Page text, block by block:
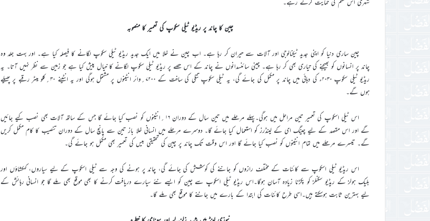
چین کا چاند پر ریڈیو ٹیلی سکوپ کی تعمیر کا منصوبہ
چین ساری دنیا کو اپنی جدید ٹیکنالوجی اور آلات سے حیران کر رہا ہے۔ اب چین نے خلا میں ایک جدید ریڈیو ٹیلی سکوپ لگانے کا فیصلہ کیا ہے۔ اور بہت جلد وہ
چاند پر انسانوں کو بھیجنے کی تیاری بھی کر رہا ہے۔ چینی سائنسدانوں نے چاند کے اس حصے پر ریڈیو ٹیلی سکوپ لگانے کا خیال پیش کیا ہے جو زمین سے نظر نہیں آتا۔ یہ
ریڈیو ٹیلی سکوپ ۲۰۳۰ء کی دہائی میں چاند پر مکمل کی جائے گی، یہ ٹیلی سکوپ تتلی کی ساخت کے ۷۲۰۰؍وائر انٹینوں پر مشتمل ہوگی اور یہ انٹینے ۳۰؍کلو میٹر رقبے پر پھیلے
ہوں گے۔
اس ٹیلی اسکوپ کی تعمیر تین مراحل میں ہوگی۔پہلے مرحلے میں تین سال کے دوران ۱۶؍انٹینوں کو نصب کیا جائے گا جس کے ساتھ آلات بھی نصب کیے جائیں
گے اور اس مقصد کے لیے چینگ ای کے لینڈرز کو استعمال کیا جائے گا۔ دوسرے مرحلے میں انسانی خلا باز تین سے پانچ سال کے دوران تنصیب کا کام مکمل کریں
گے۔ تیسرے مرحلے میں تمام انٹینوں کو نصب کیا جائے گا اور اس وقت تک چاند پر چین کی تحقیقی بیس کی تعمیر بھی مکمل ہو جائے گی۔
اس ریڈیو ٹیلی اسکوپ سے کائنات کے مختلف رازوں کو جاننے کی کوشش کی جائے گی، چاند پر ہونے کی وجہ سے ٹیلی اسکوپ کے لیے سیاروں، کہکشاؤں اور
بلیک ہولز کے ریڈیو سگنلز کو پکڑنا زیادہ آسان ہوگا۔اس ریڈیو ٹیلی اسکوپ سے چین کو ایسے نئے سیارے دریافت کرنے کا بھی موقع بھی ملے گا جو انسانی رہائش کے
لیے بہترین ثابت ہوسکتے ہیں۔اسی طرح کائنات کی ابتدا کے بارے میں جاننے کا موقع بھی ملے گا۔